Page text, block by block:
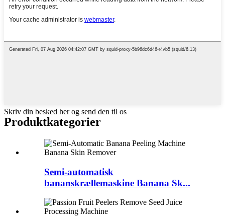
Skriv din besked her og send den til os
Produktkategorier
Semi-automatisk
bananskrællemaskine Banana Sk...